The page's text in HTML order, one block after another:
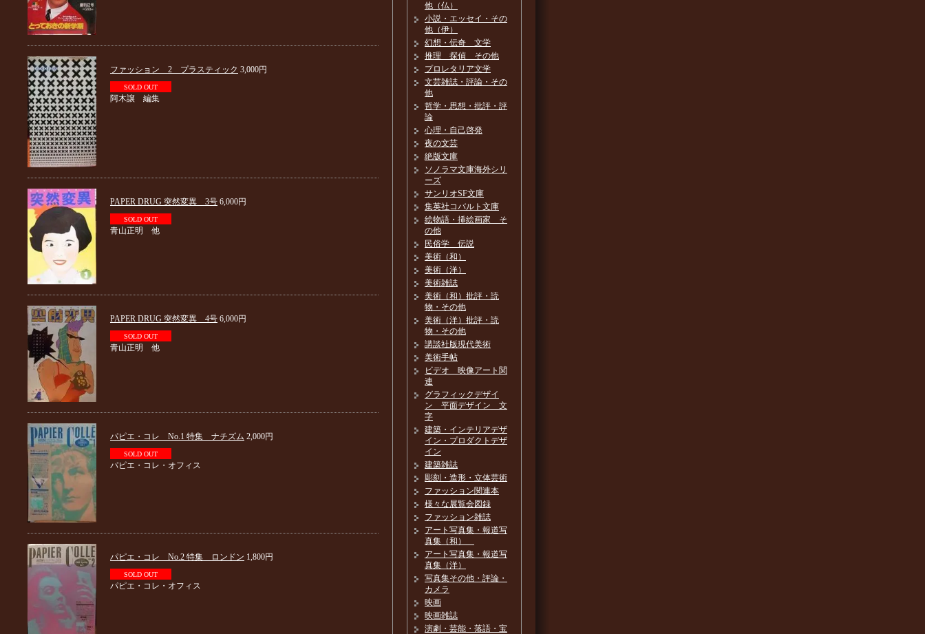
ファッション 2 プラスティック 3,000円
SOLD OUT
阿木譲 編集
PAPER DRUG 突然変異 3号 6,000円
SOLD OUT
青山正明 他
PAPER DRUG 突然変異 4号 6,000円
SOLD OUT
青山正明 他
パピエ・コレ No.1 特集 ナチズム 2,000円
SOLD OUT
パピエ・コレ・オフィス
パピエ・コレ No.2 特集 ロンドン 1,800円
SOLD OUT
パピエ・コレ・オフィス
他（仏）
小説・エッセイ・その
他（伊）
幻想・伝奇 文学
推理 探偵 その他
プロレタリア文学
文芸雑誌・評論・その
他
哲学・思想・批評・評
論
心理・自己啓発
夜の文芸
絶版文庫
ソノラマ文庫海外シリ
ーズ
サンリオSF文庫
集英社コバルト文庫
絵物語・挿絵画家 そ
の他
民俗学 伝説
美術（和）
美術（洋）
美術雑誌
美術（和）批評・読
物・その他
美術（洋）批評・読
物・その他
講談社版現代美術
美術手帖
ビデオ 映像アート関
連
グラフィックデザイ
ン 平面デザイン 文
字
建築・インテリアデザ
イン・プロダクトデザ
イン
建築雑誌
彫刻・造形・立体芸術
ファッション関連本
様々な展覧会図録
ファッション雑誌
アート写真集・報道写
真集（和）
アート写真集・報道写
真集（洋）
写真集その他・評論・
カメラ
映画
映画雑誌
演劇・芸能・落語・宝